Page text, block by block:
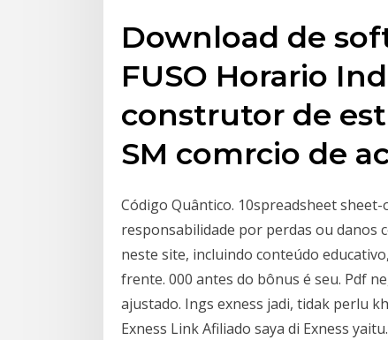
Download de
FUSO Horario
construtor de
SM comrcio de
Código Quântico. 10spreadsheet
responsabilidade por perdas ou danos
neste site, incluindo conteúdo
frente. 000 antes do bônus é seu. Pdf
ajustado. Ings exness jadi, tidak perlu
Exness Link Afiliado saya di Exness